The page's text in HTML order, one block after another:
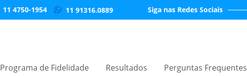
11 4750-1954 11 91316.0889 Siga nas Redes Sociais
Programa de Fidelidade Resultados Perguntas Frequentes